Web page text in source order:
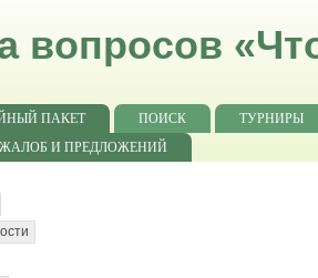
вопросов
ПАКЕТ ПОИСК
ТУРНИРЫ
И ПРЕДЛОЖЕНИЙ